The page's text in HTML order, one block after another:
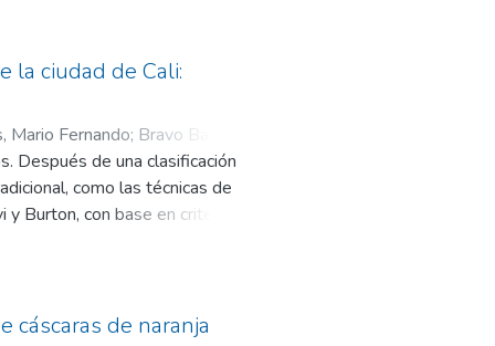
de hongos solubilizadores de
intercambio catiónico (CIC) y
y proporcionaron un pH
los tratamientos pérdidas por
la ciudad de Cali:
Mario Fernando; Bravo Bastidas,
Después de una clasificación
como las técnicas de
Burton, con base en criterios
Como resultado, se
cáscaras de naranja